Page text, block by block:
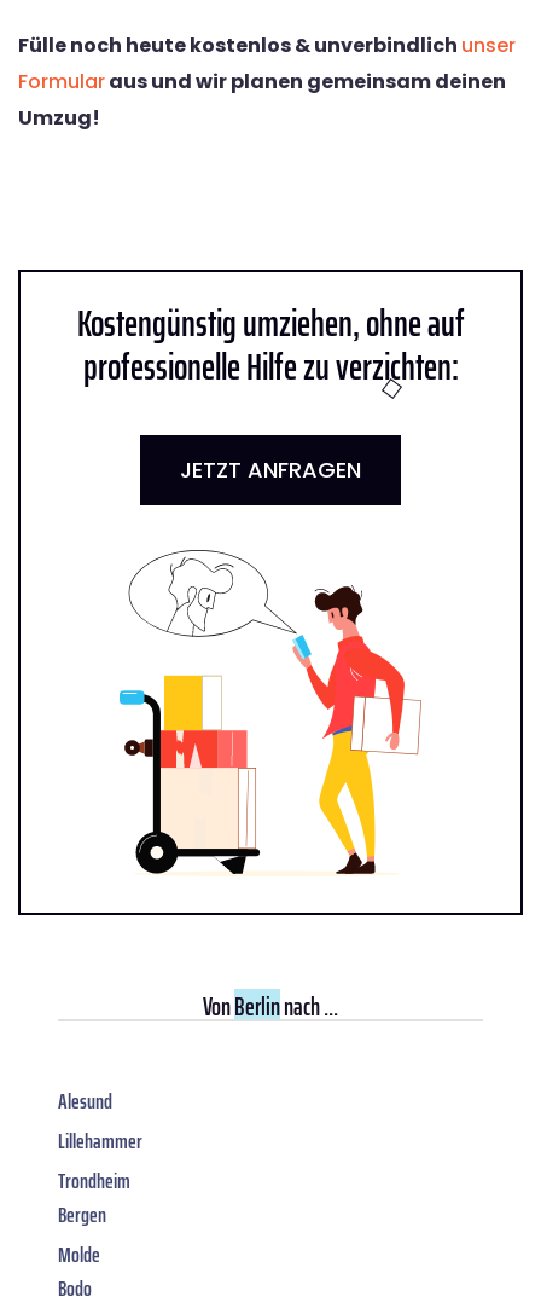
Fülle noch heute kostenlos & unverbindlich unser
Formularaus und wir planen gemeinsam deinen
Umzug!
Kostengünstig umziehen, ohne auf
professionelle Hilfe zu verzichten:
JETZT ANFRAGEN
VonBerlinnach ...
Alesund
Lillehammer
Trondheim
Bergen
Molde
Bodo